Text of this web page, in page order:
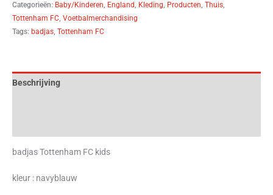
Categorieën: Baby/Kinderen, England, Kleding, Producten, Thuis,
Tottenham FC, Voetbalmerchandising
Tags: badjas, Tottenham FC
Beschrijving
badjas Tottenham FC kids
kleur : navyblauw